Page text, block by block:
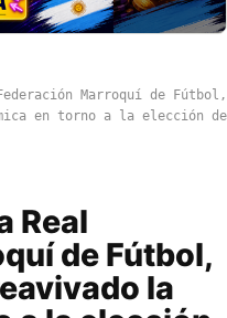
Marroquí de Fútbol,
en torno a la elección de
Real
de Fútbol,
la